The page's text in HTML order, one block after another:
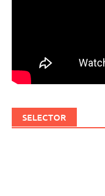
SELECTOR